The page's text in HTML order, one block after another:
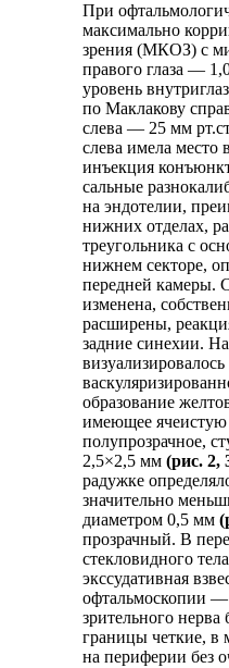
При
максимально
зрения (МКОЗ) с
правого глаза —
уровень
по Маклакову
слева — 25 мм
слева имела
инъекция
сальные
на эндотелии,
нижних отделах,
треугольника с
нижнем секторе,
передней камеры.
изменена,
расширены,
задние синехии.
образование
имеющее ячеистую
полупрозрачное,
2,5×2,5 мм(рис. 2,
радужке
значительно
диаметром 0,5 мм
прозрачный. В
стекловидного
экссудативная
офтальмоскопии —
зрительного
границы четкие, в
на периферии без